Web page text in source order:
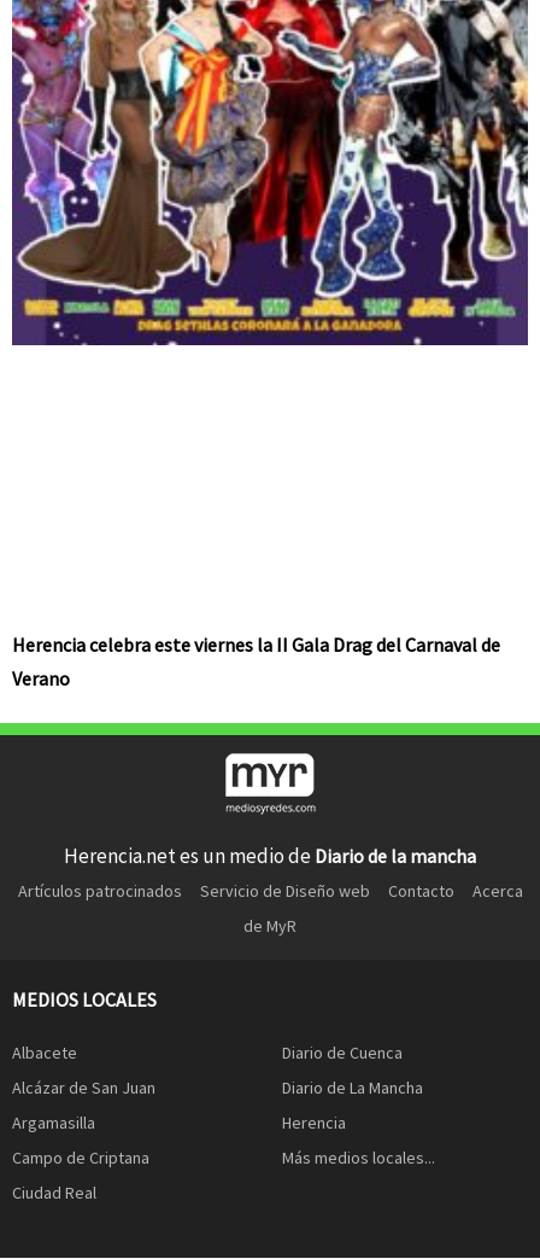
Herencia celebra este viernes la II Gala Drag del Carnaval de
Verano
Herencia.net es un medio de Diario de la mancha
Artículos patrocinados Servicio de Diseño web Contacto
Acerca
de MyR
MEDIOS LOCALES
Albacete
Alcázar de San Juan
Argamasilla
Campo de Criptana
Ciudad Real
Diario de Cuenca
Diario de La Mancha
Herencia
Más medios locales...